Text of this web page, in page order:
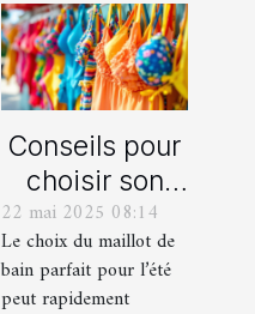
Conseils pour
choisir son
maillot de bain
idéal pour l'été
22 mai 2025 08:14
Le choix du maillot de
bain parfait pour l’été
peut rapidement